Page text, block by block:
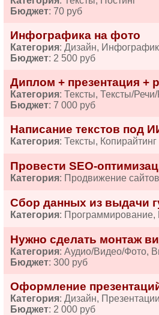
Бюджет: 70 руб
Инфографика на фото
Категория: Дизайн,
Бюджет: 2 500 руб
Диплом + презентация +
Категория: Тексты, Тексты/
Бюджет: 7 000 руб
Написание текстов под
Категория: Тексты, Копирайтинг
Провести SEO-
Категория: Продвижение
Сбор данных из выдачи
Категория: Программирование,
Нужно сделать монтаж
Категория: Аудио/Видео/Фото,
Бюджет: 300 руб
Оформление
Категория: Дизайн, Презентации
Бюджет: 2 000 руб